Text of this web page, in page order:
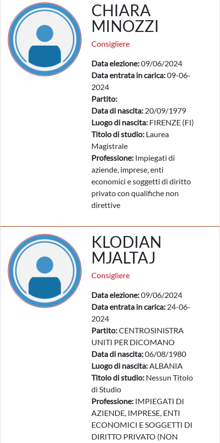
CHIARA
MINOZZI
Consigliere
Data elezione:09/06/2024
Data entrata in carica:09-06-
2024
Partito:
Data di nascita: 20/09/1979
Luogo di nascita: FIRENZE (FI)
Titolo di studio: Laurea
Magistrale
Professione: Impiegati di
aziende, imprese, enti
economici e soggetti di diritto
privato con qualifiche non
direttive
KLODIAN
MJALTAJ
Consigliere
Data elezione:09/06/2024
Data entrata in carica: 24-06-
2024
Partito:CENTROSINISTRA
UNITI PER DICOMANO
Data di nascita:06/08/1980
Luogo di nascita:ALBANIA
Titolo di studio: Nessun Titolo
di Studio
Professione: IMPIEGATI DI
AZIENDE, IMPRESE, ENTI
ECONOMICI E SOGGETTI DI
DIRITTO PRIVATO (NON